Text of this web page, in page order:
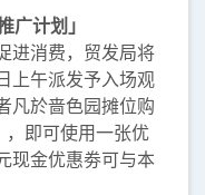
广计划」
进消费，贸发局将
上午派发予入场观
凡於啬色园摊位购
即可使用一张优
现金优惠劵可与本